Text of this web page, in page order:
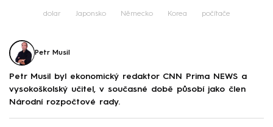
dolar Japonsko Německo Korea počítače
Petr Musil
Petr Musil byl ekonomický redaktor CNN Prima NEWS a
vysokoškolský učitel, v současné době působí jako člen
Národní rozpočtové rady.